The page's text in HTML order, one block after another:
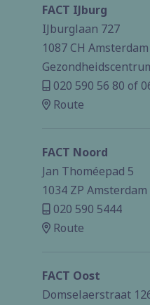
FACT IJburg
IJburglaan 727
1087 CH
020 590 56 80 of
Route
FACT Noord
Jan Thoméepad 5
1034 ZP Amsterdam
020 590 5444
Route
FACT Oost
Domselaerstraat